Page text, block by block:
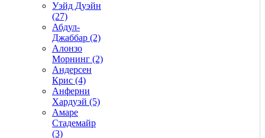
Уэйд Дуэйн
(27)
Абдул-
Джаббар (2)
Алонзо
Морнинг (2)
Андерсен
Крис (4)
Анферни
Xардуэй (5)
Амаре
Стадемайр
(3)